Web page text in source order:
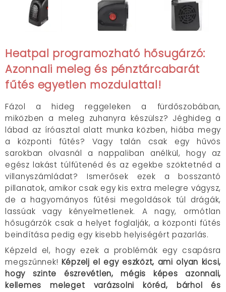
Heatpal programozható hősugárzó:
Azonnali meleg és pénztárcabarát
fűtés egyetlen mozdulattal!
Fázol a hideg reggeleken a fürdőszobában,
miközben a meleg zuhanyra készülsz? Jéghideg a
lábad az íróasztal alatt munka közben, hiába megy
a központi fűtés? Vagy talán csak egy hűvös
sarokban olvasnál a nappaliban anélkül, hogy az
egész lakást túlfűtenéd és az egekbe szöktetnéd a
villanyszámládat? Ismerősek ezek a bosszantó
pillanatok, amikor csak egy kis extra melegre vágysz,
de a hagyományos fűtési megoldások túl drágák,
lassúak vagy kényelmetlenek. A nagy, ormótlan
hősugárzók csak a helyet foglalják, a központi fűtés
beindítása pedig egy kisebb helyiségért pazarlás.
Képzeld el, hogy ezek a problémák egy csapásra
megszűnnek! Képzelj el egy eszközt, ami olyan kicsi,
hogy szinte észrevétlen, mégis képes azonnali,
kellemes meleget varázsolni köréd, bárhol és